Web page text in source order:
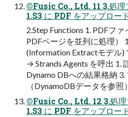
©Fusic Co., Ltd. 11 3.処理
1.S3 に PDF をアップロー
2.Step Functions 1. PDFフ
PDFページを並列に処理）
(Information Extractモデル)
→ Strands Agents を呼出 1.
Dynamo DBへの結果格納
（DynamoDBデータを参照）
©Fusic Co., Ltd. 12 3.処理
1.S3 に PDF をアップロー